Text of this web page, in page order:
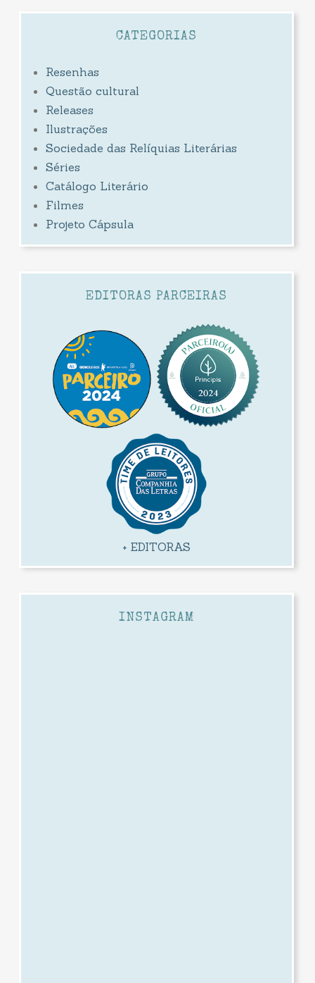
CATEGORIAS
Resenhas
Questão cultural
Releases
Ilustrações
Sociedade das Relíquias Literárias
Séries
Catálogo Literário
Filmes
Projeto Cápsula
EDITORAS PARCEIRAS
+ EDITORAS
INSTAGRAM